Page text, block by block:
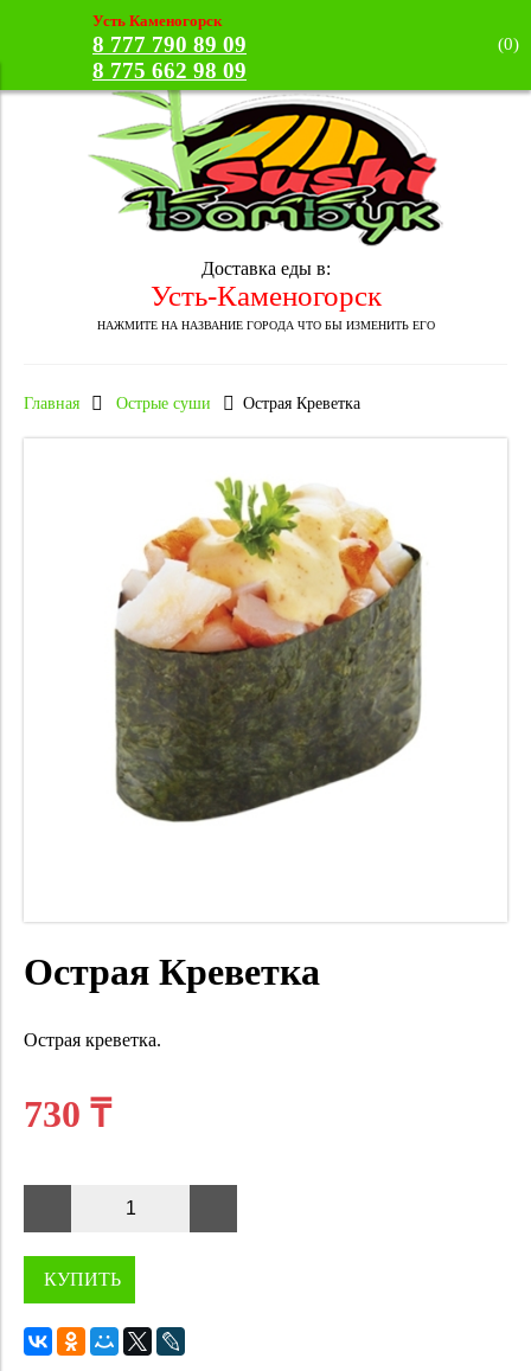
Усть Каменогорск
8 777 790 89 09
8 775 662 98 09
(0)
Доставка еды в:
Усть-Каменогорск
НАЖМИТЕ НА НАЗВАНИЕ ГОРОДА ЧТО БЫ ИЗМЕНИТЬ ЕГО
Главная Острые суши Острая Креветка
Острая Креветка
Острая креветка.
730 ₸
КУПИТЬ